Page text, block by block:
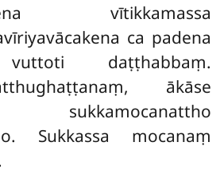
vītikkamassa
ca padena
daṭṭhabbaṃ.
ākāse
sukkamocanattho
Sukkassa mocanaṃ